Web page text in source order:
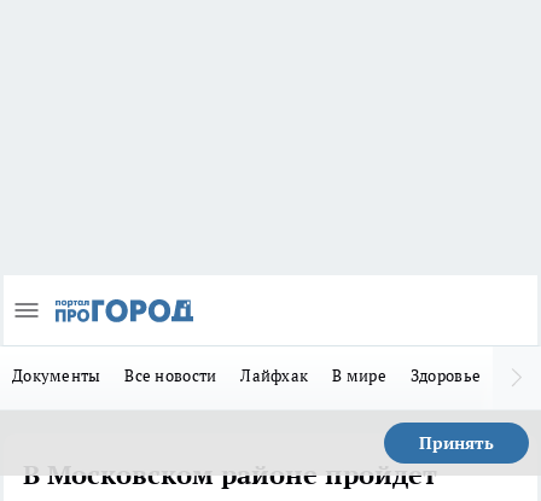
Документы Все новости Лайфхак В мире Здоровье
Принять
В Московском районе пройдет